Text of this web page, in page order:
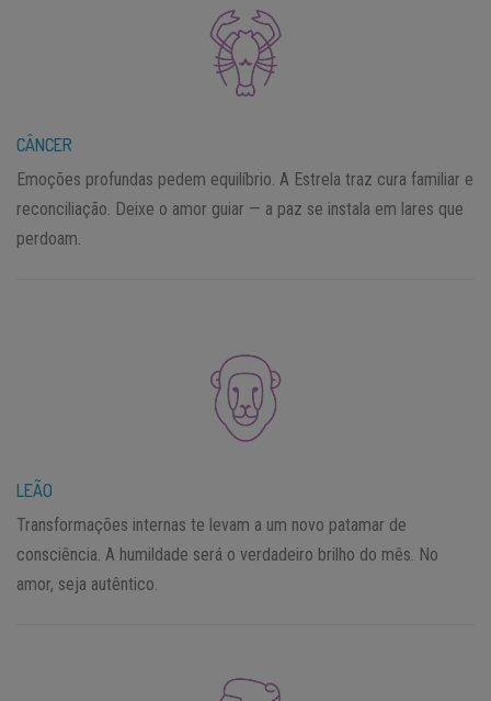
CÂNCER
Emoções profundas pedem equilíbrio. A Estrela traz cura familiar e
reconciliação. Deixe o amor guiar — a paz se instala em lares que
perdoam.
LEÃO
Transformações internas te levam a um novo patamar de
consciência. A humildade será o verdadeiro brilho do mês. No
amor, seja autêntico.